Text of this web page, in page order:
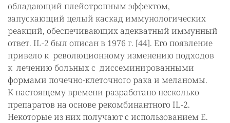
обладающий плейотропным эффектом,
запускающий целый каскад иммунологических
реакций, обеспечивающих адекватный иммунный
ответ. IL-2 был описан в 1976 г. [44]. Его появление
привело к революционному изменению подходов
к лечению больных с диссеминированными
формами почечно-клеточного рака и меланомы.
К настоящему времени разработано несколько
препаратов на основе рекомбинантного IL-2.
Некоторые из них получают с использованием E.